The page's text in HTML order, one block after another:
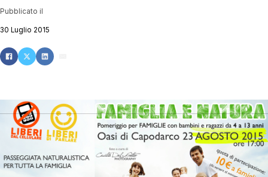
Pubblicato il
30 Luglio 2015